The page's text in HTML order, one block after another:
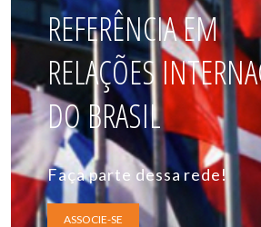
REFERÊNCIA EM
RELAÇÕES
DO BRASIL
Faça parte dessa rede!
ASSOCIE-SE